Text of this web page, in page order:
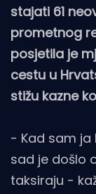
stajati 61
prometnog
posjetila je
cestu u
stižu kazne
- Kad sam ja
sad je došlo
taksiraju -